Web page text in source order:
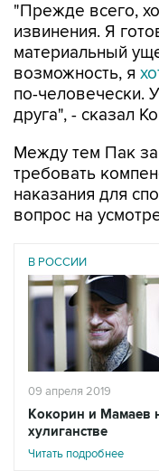
"Прежде всего,
извинения. Я
материальный
возможность, я
по-человечески.
друга", - сказал
Между тем Пак
требовать
наказания для
вопрос на
В РОССИИ
09 апреля 2019
Кокорин и Мамаев
хулиганстве
Читать подробнее